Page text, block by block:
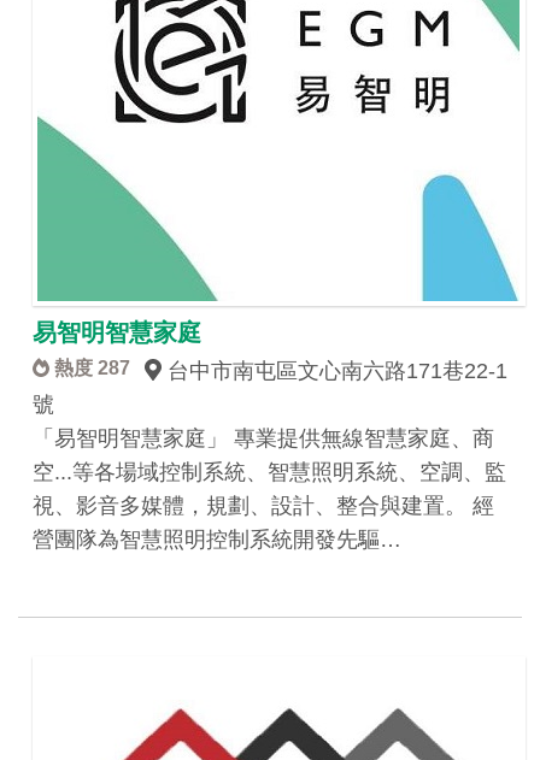
易智明智慧家庭
熱度 287
台中市南屯區文心南六路171巷22-1
號
「易智明智慧家庭」 專業提供無線智慧家庭、商
空...等各場域控制系統、智慧照明系統、空調、監
視、影音多媒體，規劃、設計、整合與建置。 經
營團隊為智慧照明控制系統開發先驅…